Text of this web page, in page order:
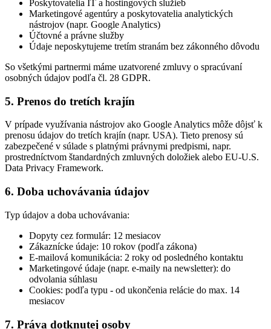
Poskytovatelia IT a hostingových služieb
Marketingové agentúry a poskytovatelia analytických
nástrojov (napr. Google Analytics)
Účtovné a právne služby
Údaje neposkytujeme tretím stranám bez zákonného dôvodu
So všetkými partnermi máme uzatvorené zmluvy o spracúvaní
osobných údajov podľa čl. 28 GDPR.
5. Prenos do tretích krajín
V prípade využívania nástrojov ako Google Analytics môže dôjsť k
prenosu údajov do tretích krajín (napr. USA). Tieto prenosy sú
zabezpečené v súlade s platnými právnymi predpismi, napr.
prostredníctvom štandardných zmluvných doložiek alebo EU-U.S.
Data Privacy Framework.
6. Doba uchovávania údajov
Typ údajov a doba uchovávania:
Dopyty cez formulár: 12 mesiacov
Zákaznícke údaje: 10 rokov (podľa zákona)
E-mailová komunikácia: 2 roky od posledného kontaktu
Marketingové údaje (napr. e-maily na newsletter): do
odvolania súhlasu
Cookies: podľa typu - od ukončenia relácie do max. 14
mesiacov
7. Práva dotknutej osoby